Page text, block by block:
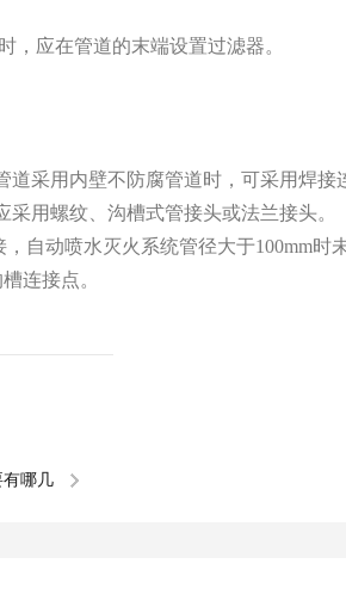
应在管道的末端设置过滤器。
采用内壁不防腐管道时，可采用焊接
用螺纹、沟槽式管接头或法兰接头。
自动喷水灭火系统管径大于100mm时
连接点。
哪几